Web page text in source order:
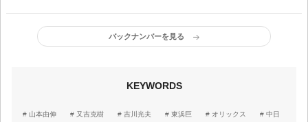
バックナンバーを見る
KEYWORDS
山本由伸 又吉克樹 吉川光夫 東浜巨 オリックス
中日